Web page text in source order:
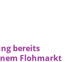
bereits
Flohmarkt